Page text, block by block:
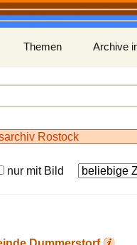
Themen Archive
nur mit Bild